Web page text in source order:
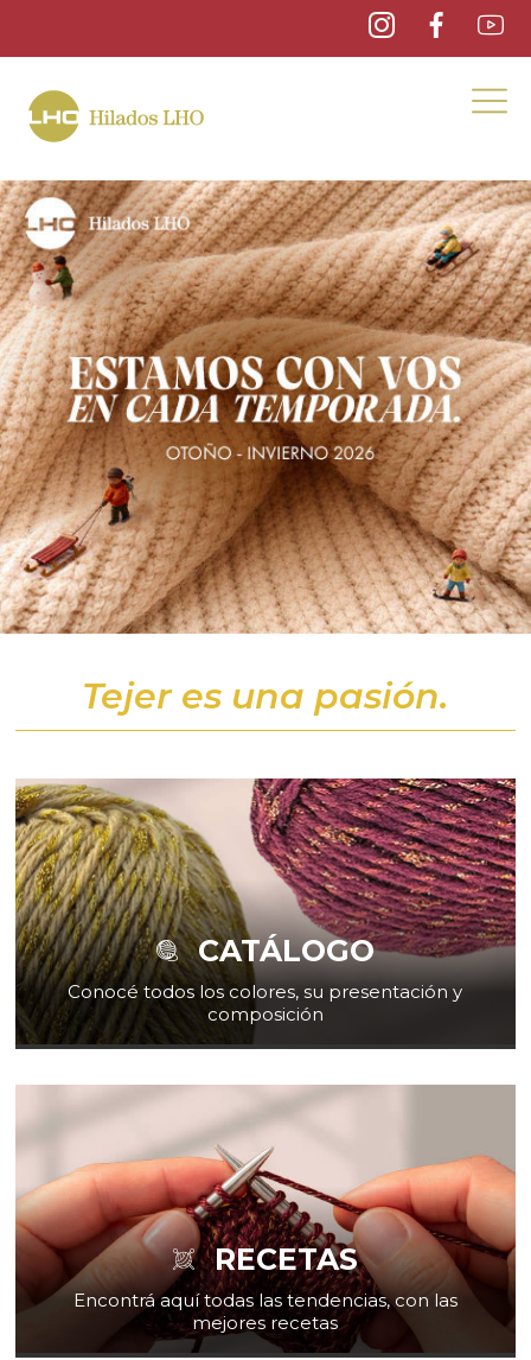
Tejer es una pasión.
CATÁLOGO
Conocé todos los colores, su presentación y
composición
RECETAS
Encontrá aquí todas las tendencias, con las
mejores recetas